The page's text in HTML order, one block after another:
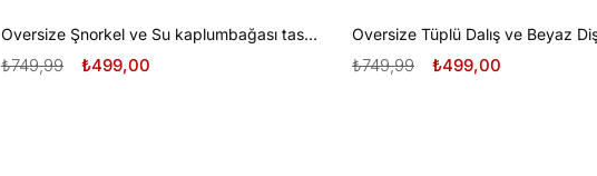
Oversize Şnorkel ve Su kaplumbağası tasarım unisex T-shirt
₺499,00
₺749,99 ₺499,00
₺749,99